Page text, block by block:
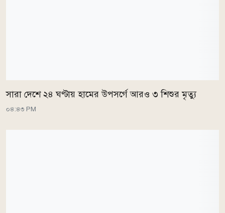
সারা দেশে ২৪ ঘণ্টায় হামের উপসর্গে আরও ৩ শিশুর মৃত্যু
০৪:৪৩ PM